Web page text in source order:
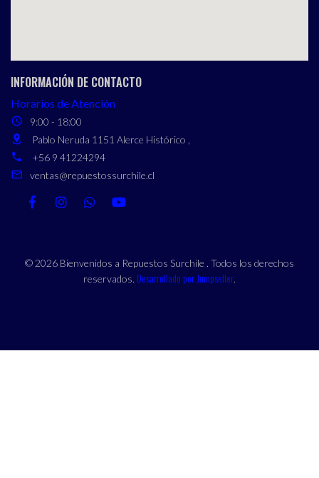
INFORMACIÓN DE CONTACTO
Horarios de Atención
9:00 - 18:00
Pablo Neruda 1151 Alerce Histórico ,
+56 9 41224294
ventas@repuestossurchile.cl
© 2026 Bienvenidos a Repuestos Surchile . Todos los derechos
reservados. Desarrollado por Jumpseller.